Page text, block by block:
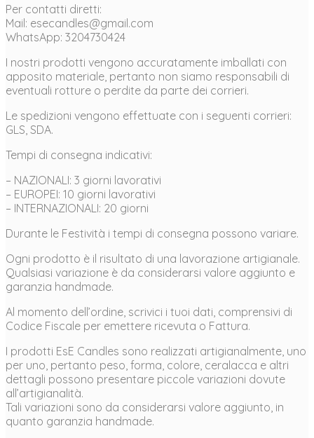
Per contatti diretti:
Mail: esecandles@gmail.com
WhatsApp: 3204730424
I nostri prodotti vengono accuratamente imballati con
apposito materiale, pertanto non siamo responsabili di
eventuali rotture o perdite da parte dei corrieri.
Le spedizioni vengono effettuate con i seguenti corrieri:
GLS, SDA.
Tempi di consegna indicativi:
– NAZIONALI: 3 giorni lavorativi
– EUROPEI: 10 giorni lavorativi
– INTERNAZIONALI: 20 giorni
Durante le Festività i tempi di consegna possono variare.
Ogni prodotto è il risultato di una lavorazione artigianale.
Qualsiasi variazione è da considerarsi valore aggiunto e
garanzia handmade.
Al momento dell’ordine, scrivici i tuoi dati, comprensivi di
Codice Fiscale per emettere ricevuta o Fattura.
I prodotti EsE Candles sono realizzati artigianalmente, uno
per uno, pertanto peso, forma, colore, ceralacca e altri
dettagli possono presentare piccole variazioni dovute
all’artigianalità.
Tali variazioni sono da considerarsi valore aggiunto, in
quanto garanzia handmade.